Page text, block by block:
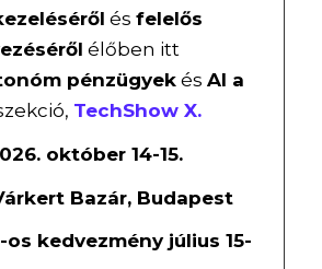
ésfelelős
élőben itt
pénzügyek ésAI a
TechShow X.
október 14-15.
Bazár, Budapest
os kedvezmény július 15-